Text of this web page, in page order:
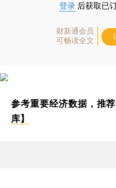
登录 后获取已
财新通会员
可畅读全文
参考重要经济数据，推荐
库】